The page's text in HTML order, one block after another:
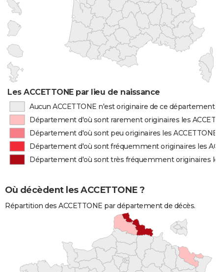
Les ACCETTONE par lieu de naissance
Aucun ACCETTONE n'est originaire de ce département
Département d'où sont rarement originaires les
Département d'où sont peu originaires les ACCETTONE
Département d'où sont fréquemment originaires les
Département d'où sont très fréquemment originaires
Où décèdent les ACCETTONE ?
Répartition des ACCETTONE par département de décès.